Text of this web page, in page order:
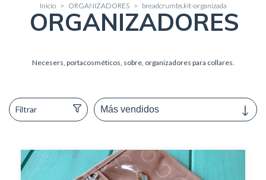
Inicio > ORGANIZADORES > breadcrumbs.kit-organizada
ORGANIZADORES
Necesers, portacosméticos, sobre, organizadores para collares.
Filtrar